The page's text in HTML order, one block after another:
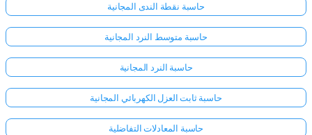
حاسبة نقطة الندى المجانية
حاسبة متوسط النرد المجانية
حاسبة النرد المجانية
حاسبة ثابت العزل الكهربائي المجانية
حاسبة المعادلات التفاضلية